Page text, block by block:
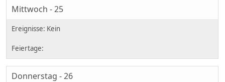
Mittwoch - 25
Donnerstag - 26